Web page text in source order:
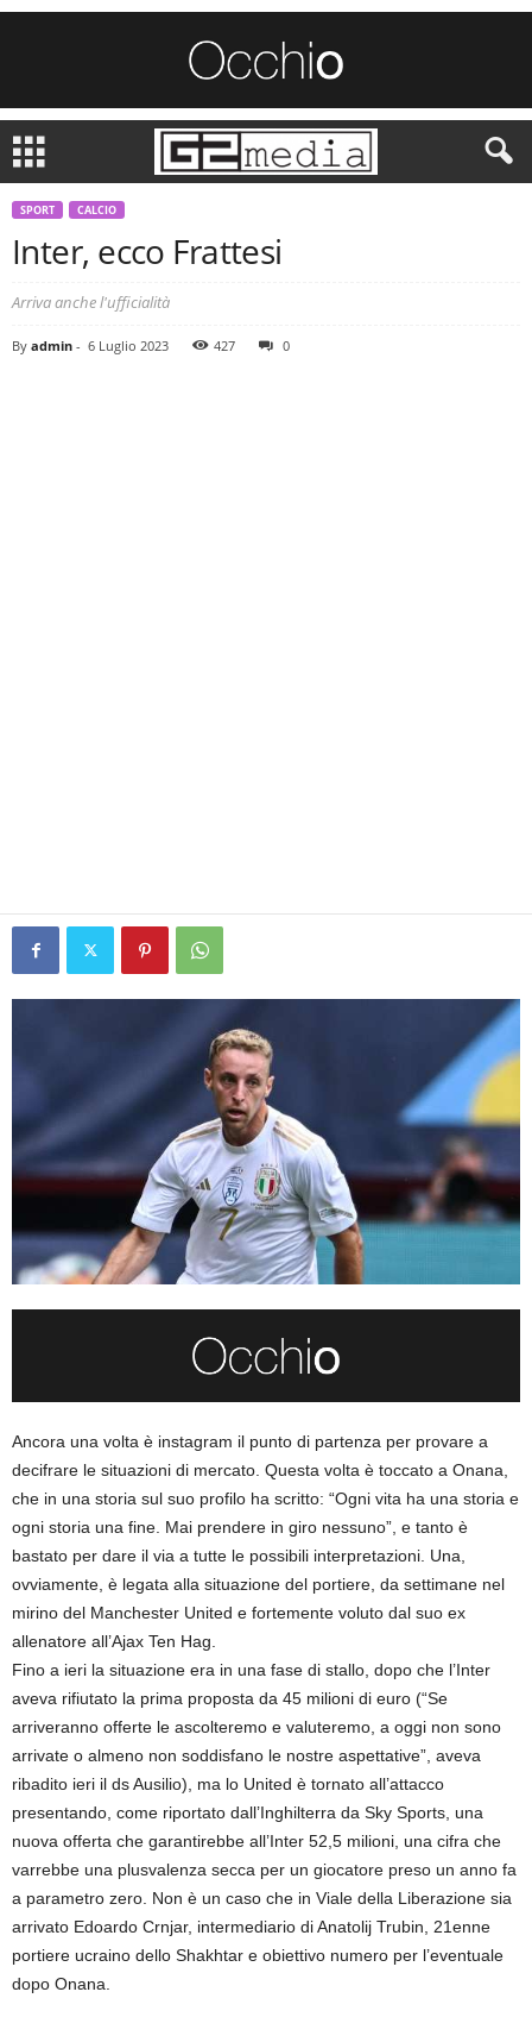
SPORT CALCIO
Inter, ecco Frattesi
Arriva anche l'ufficialità
By admin - 6 Luglio 2023 427 0
Ancora una volta è instagram il punto di partenza per provare a
decifrare le situazioni di mercato. Questa volta è toccato a Onana,
che in una storia sul suo profilo ha scritto: “Ogni vita ha una storia e
ogni storia una fine. Mai prendere in giro nessuno”, e tanto è
bastato per dare il via a tutte le possibili interpretazioni. Una,
ovviamente, è legata alla situazione del portiere, da settimane nel
mirino del Manchester United e fortemente voluto dal suo ex
allenatore all’Ajax Ten Hag.
Fino a ieri la situazione era in una fase di stallo, dopo che l’Inter
aveva rifiutato la prima proposta da 45 milioni di euro (“Se
arriveranno offerte le ascolteremo e valuteremo, a oggi non sono
arrivate o almeno non soddisfano le nostre aspettative”, aveva
ribadito ieri il ds Ausilio), ma lo United è tornato all’attacco
presentando, come riportato dall’Inghilterra da Sky Sports, una
nuova offerta che garantirebbe all’Inter 52,5 milioni, una cifra che
varrebbe una plusvalenza secca per un giocatore preso un anno fa
a parametro zero. Non è un caso che in Viale della Liberazione sia
arrivato Edoardo Crnjar, intermediario di Anatolij Trubin, 21enne
portiere ucraino dello Shakhtar e obiettivo numero per l’eventuale
dopo Onana.